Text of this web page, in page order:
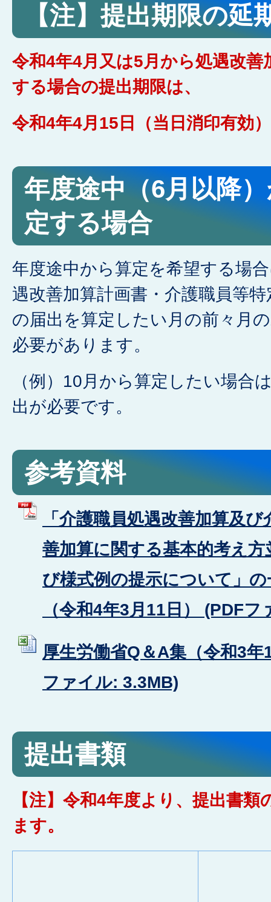
【注】提出期限の延
令和4年4月又は5月から処遇改
する場合の提出期限は、
令和4年4月15日（当日消印有効
年度途中（6月以降
定する場合
年度途中から算定を希望する場
遇改善加算計画書・介護職員等
の届出を算定したい月の前々月
必要があります。
（例）10月から算定したい場合
出が必要です。
参考資料
「介護職員処遇改善加算及
善加算に関する基本的考え
び様式例の提示について」
（令和4年3月11日） (PDF
厚生労働省Q＆A集（令和3
ファイル: 3.3MB)
提出書類
【注】令和4年度より、提出書
ます。